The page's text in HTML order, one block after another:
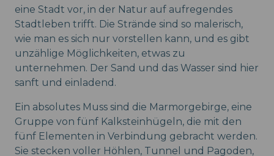
eine Stadt vor, in der Natur auf aufregendes
Stadtleben trifft. Die Strände sind so malerisch,
wie man es sich nur vorstellen kann, und es gibt
unzählige Möglichkeiten, etwas zu
unternehmen. Der Sand und das Wasser sind hier
sanft und einladend.
Ein absolutes Muss sind die Marmorgebirge, eine
Gruppe von fünf Kalksteinhügeln, die mit den
fünf Elementen in Verbindung gebracht werden.
Sie stecken voller Höhlen, Tunnel und Pagoden,